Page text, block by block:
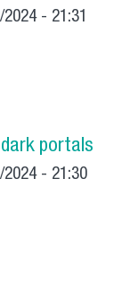
- 21:31
early universe
portals
2024 - 21:30
of dark